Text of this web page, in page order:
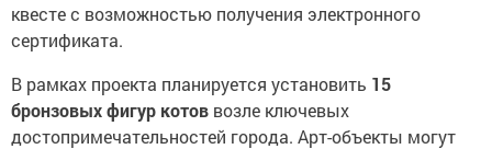
квесте с возможностью получения электронного
сертификата.
В рамках проекта планируется установить 15
бронзовых фигур котов возле ключевых
достопримечательностей города. Арт-объекты могут